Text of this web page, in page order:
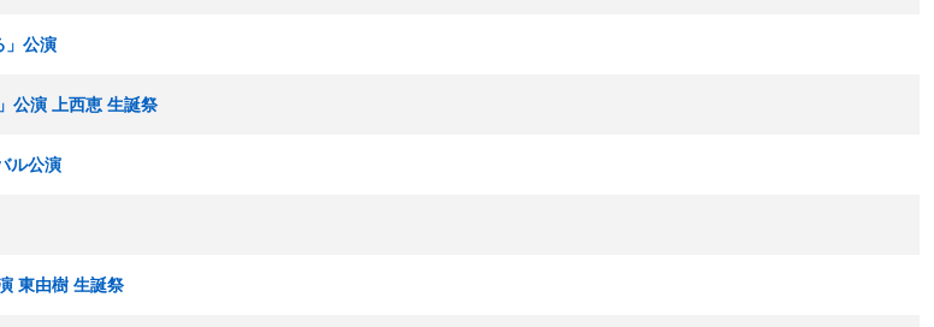
」公演
公演 上西恵 生誕祭
ル公演
東由樹 生誕祭